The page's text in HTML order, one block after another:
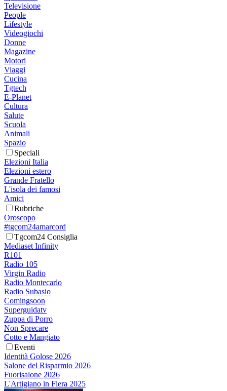
Televisione
People
Lifestyle
Videogiochi
Donne
Magazine
Motori
Viaggi
Cucina
Tgtech
E-Planet
Cultura
Salute
Scuola
Animali
Spazio
Speciali
Elezioni Italia
Elezioni estero
Grande Fratello
L'isola dei famosi
Amici
Rubriche
Oroscopo
#tgcom24amarcord
Tgcom24 Consiglia
Mediaset Infinity
R101
Radio 105
Virgin Radio
Radio Montecarlo
Radio Subasio
Comingsoon
Superguidatv
Zuppa di Porro
Non Sprecare
Cotto e Mangiato
Eventi
Identità Golose 2026
Salone del Risparmio 2026
Fuorisalone 2026
L'Artigiano in Fiera 2025